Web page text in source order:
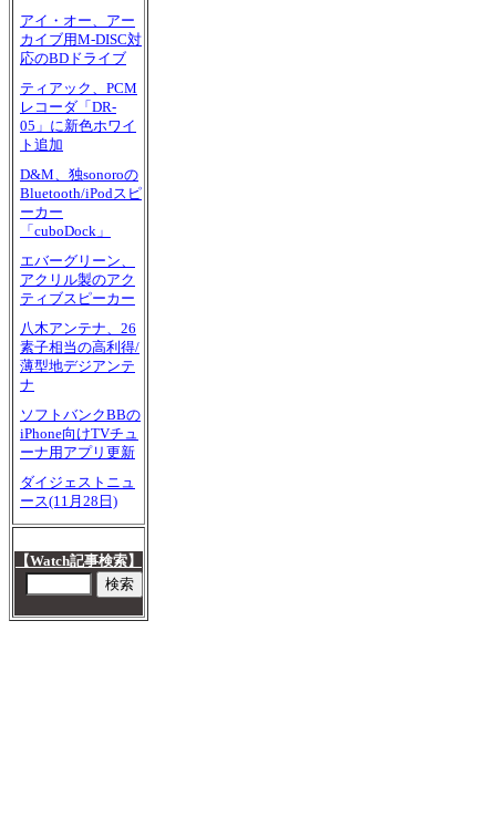
アイ・オー、アー
カイブ用M-DISC対
応のBDドライブ
ティアック、PCM
レコーダ「DR-
05」に新色ホワイ
ト追加
D&M、独sonoroの
Bluetooth/iPodスピ
ーカー
「cuboDock」
エバーグリーン、
アクリル製のアク
ティブスピーカー
八木アンテナ、26
素子相当の高利得/
薄型地デジアンテ
ナ
ソフトバンクBBの
iPhone向けTVチュ
ーナ用アプリ更新
ダイジェストニュ
ース(11月28日)
【Watch記事検索】